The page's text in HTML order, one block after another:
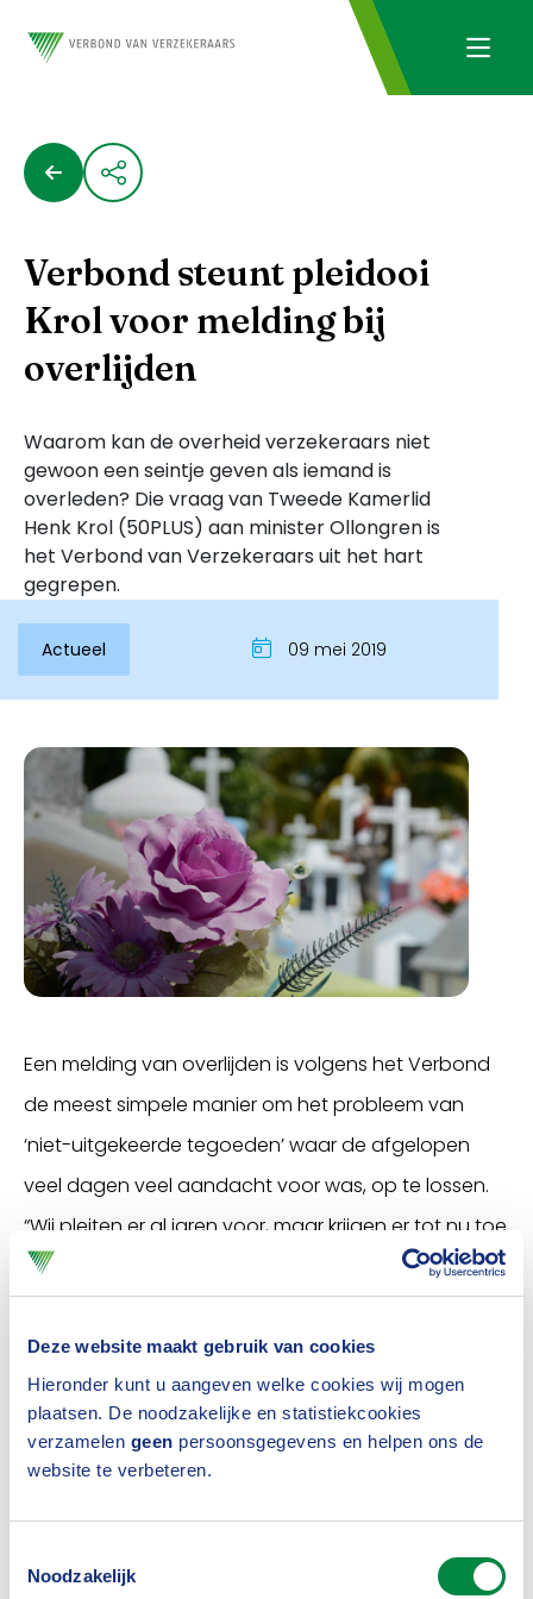
Deze website maakt gebruik van cookies
Hieronder kunt u aangeven welke cookies wij mogen
plaatsen. De noodzakelijke en statistiekcookies
verzamelen geen persoonsgegevens en helpen ons de
website te verbeteren.
Noodzakelijk
Inloggen
Verbond steunt pleidooi
Krol voor melding bij
overlijden
Waarom kan de overheid verzekeraars niet
gewoon een seintje geven als iemand is
overleden? Die vraag van Tweede Kamerlid
Henk Krol (50PLUS) aan minister Ollongren is
het Verbond van Verzekeraars uit het hart
gegrepen.
Actueel 09 mei 2019
Een melding van overlijden is volgens het Verbond
de meest simpele manier om het probleem van
‘niet-uitgekeerde tegoeden’ waar de afgelopen
veel dagen veel aandacht voor was, op te lossen.
“Wij pleiten er al jaren voor, maar krijgen er tot nu toe
de handen bij de overheid niet voor op elkaar. Mooi
directeur Harold Herbert.
Helpdesk
Uitvaartverzekeraars en levensverzekeraars doen
sporen door gemeenten aan te schrijven,
adresbestanden te raadplegen en soms door kleine